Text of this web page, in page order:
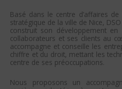
Basé dans le centre d’affaires
stratégique de la ville de Nice,
construit son développement
collaborateurs et ses clients au
accompagne et conseille les
chiffre et du droit, mettant les
centre de ses préoccupations.
Nous proposons un